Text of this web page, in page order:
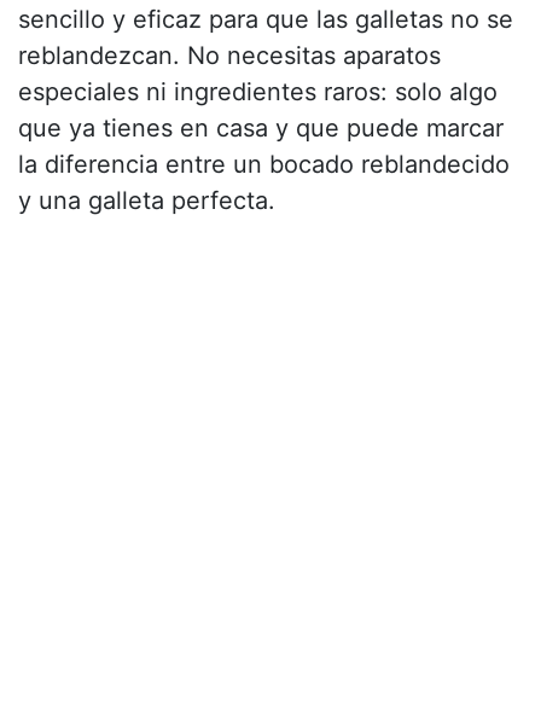
sencillo y eficaz para que las galletas no se
reblandezcan. No necesitas aparatos
especiales ni ingredientes raros: solo algo
que ya tienes en casa y que puede marcar
la diferencia entre un bocado reblandecido
y una galleta perfecta.